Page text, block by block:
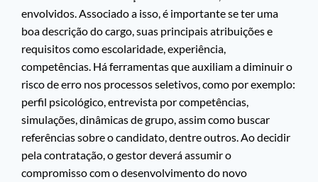
envolvidos. Associado a isso, é importante se ter uma
boa descrição do cargo, suas principais atribuições e
requisitos como escolaridade, experiência,
competências. Há ferramentas que auxiliam a diminuir o
risco de erro nos processos seletivos, como por exemplo:
perfil psicológico, entrevista por competências,
simulações, dinâmicas de grupo, assim como buscar
referências sobre o candidato, dentre outros. Ao decidir
pela contratação, o gestor deverá assumir o
compromisso com o desenvolvimento do novo